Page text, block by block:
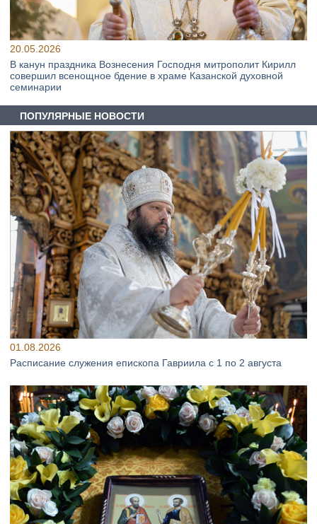
20.05.2026
В канун праздника Вознесения Господня митрополит Кирилл
совершил всенощное бдение в храме Казанской духовной
семинарии
ПОПУЛЯРНЫЕ НОВОСТИ
01.08.2026
Расписание служения епископа Гавриила с 1 по 2 августа